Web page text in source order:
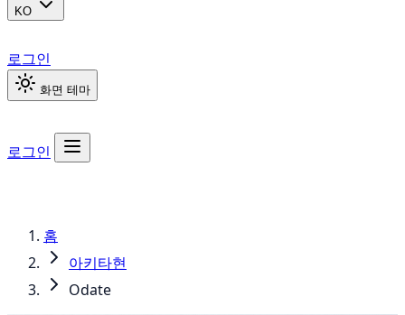
KO
로그인
화면 테마
로그인
홈
아키타현
Odate